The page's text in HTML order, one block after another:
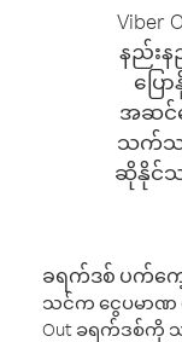
နည်းန
ပြေ
အဆင်ပ
သက်သာ
ဆိုနိုင်သ
ခရက်ဒစ် ပက်ကေ့ခ
သင်က ငွေပမာ
Out ခရက်ဒစ်ကို